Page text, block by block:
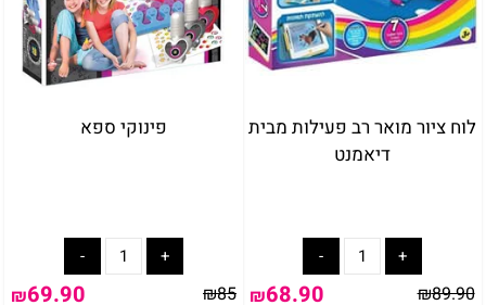
5₪+
לוח ציור מואר רב פעילות מבית
דיאמנט
₪89.90
₪68.90
פינוקי ספא
₪85
₪69.90